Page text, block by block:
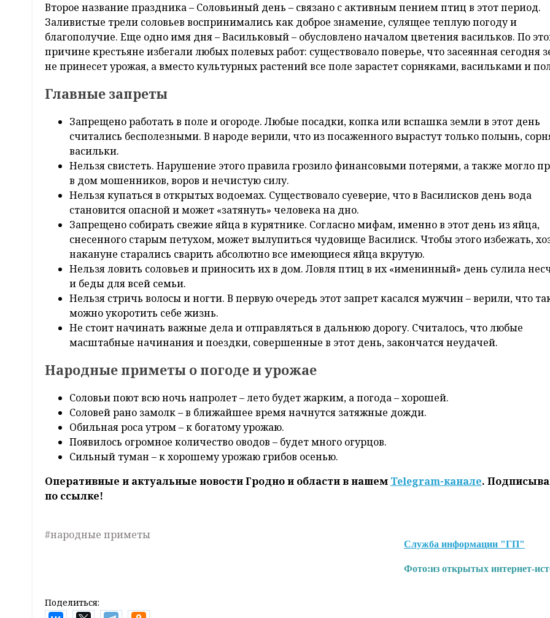
Второе название праздника – Соловьиный день – связано с активным пением птиц в этот период.
Заливистые трели соловьев воспринимались как доброе знамение, сулящее теплую погоду и
благополучие. Еще одно имя дня – Васильковый – обусловлено началом цветения васильков. По
причине крестьяне избегали любых полевых работ: существовало поверье, что засеянная сегодня
не принесет урожая, а вместо культурных растений все поле зарастет сорняками, васильками и
Главные запреты
Запрещено работать в поле и огороде. Любые посадки, копка или вспашка земли в этот день
считались бесполезными. В народе верили, что из посаженного вырастут только полынь,
васильки.
Нельзя свистеть. Нарушение этого правила грозило финансовыми потерями, а также могло
в дом мошенников, воров и нечистую силу.
Нельзя купаться в открытых водоемах. Существовало суеверие, что в Василисков день вода
становится опасной и может «затянуть» человека на дно.
Запрещено собирать свежие яйца в курятнике. Согласно мифам, именно в этот день из яйца,
снесенного старым петухом, может вылупиться чудовище Василиск. Чтобы этого избежать,
накануне старались сварить абсолютно все имеющиеся яйца вкрутую.
Нельзя ловить соловьев и приносить их в дом. Ловля птиц в их «именинный» день сулила
и беды для всей семьи.
Нельзя стричь волосы и ногти. В первую очередь этот запрет касался мужчин – верили, что
можно укоротить себе жизнь.
Не стоит начинать важные дела и отправляться в дальнюю дорогу. Считалось, что любые
масштабные начинания и поездки, совершенные в этот день, закончатся неудачей.
Народные приметы о погоде и урожае
Соловьи поют всю ночь напролет – лето будет жарким, а погода – хорошей.
Соловей рано замолк – в ближайшее время начнутся затяжные дожди.
Обильная роса утром – к богатому урожаю.
Появилось огромное количество оводов – будет много огурцов.
Сильный туман – к хорошему урожаю грибов осенью.
Оперативные и актуальные новости Гродно и области в нашем Telegram-канале.
по ссылке!
#народные приметы
Служба информации "ГП"
Фото:из открытых интернет-
Поделиться: